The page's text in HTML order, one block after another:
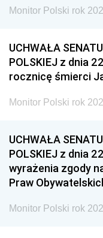
Monitor Polski rok
UCHWAŁA
POLSKIEJ z dnia
rocznicę śmierci
Monitor Polski rok
UCHWAŁA
POLSKIEJ z dnia
wyrażenia zgody
Praw
Monitor Polski rok